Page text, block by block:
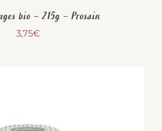
bio – 215g – Prosain
3,75€